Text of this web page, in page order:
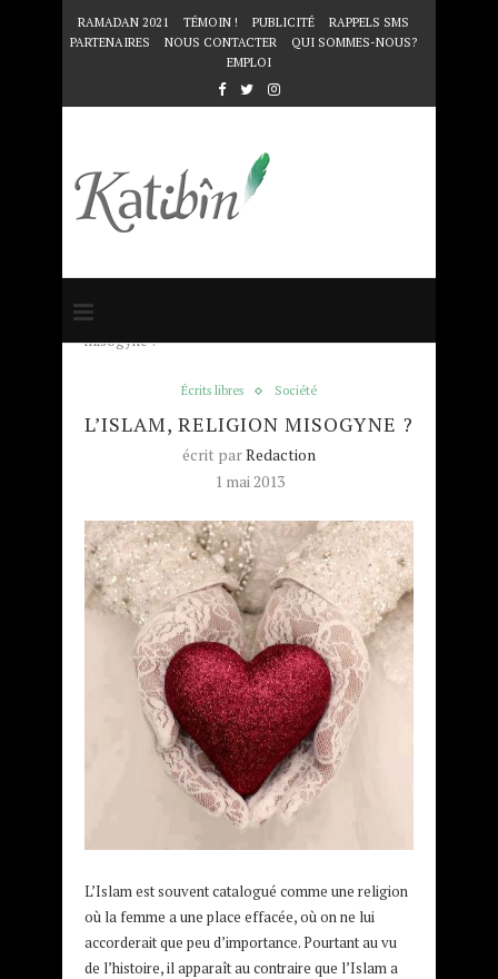
RAMADAN 2021 TÉMOIN ! PUBLICITÉ
RAPPELS SMS
PARTENAIRES
NOUS CONTACTER
QUI SOMMES-NOUS?
EMPLOI
Accueil
misogyne ?
Écrits libres Société
L’ISLAM, RELIGION MISOGYNE ?
écrit parRedaction
1 mai 2013
L’Islam est souvent catalogué comme une religion
où la femme a une place effacée, où on ne lui
accorderait que peu d’importance. Pourtant au vu
de l’histoire, il apparaît au contraire que l’Islam a